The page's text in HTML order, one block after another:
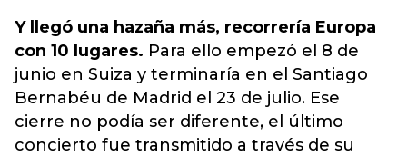
Y llegó una hazaña más, recorrería Europa
con 10 lugares. Para ello empezó el 8 de
junio en Suiza y terminaría en el Santiago
Bernabéu de Madrid el 23 de julio. Ese
cierre no podía ser diferente, el último
concierto fue transmitido a través de su